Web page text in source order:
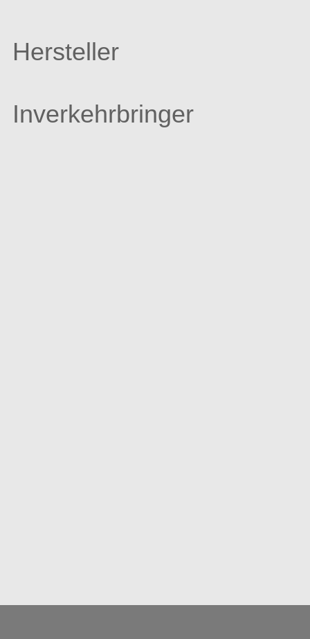
Hersteller
Inverkehrbringer